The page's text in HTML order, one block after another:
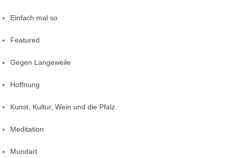
Einfach mal so
Featured
Gegen Langeweile
Hoffnung
Kunst, Kultur, Wein und die Pfalz
Meditation
Mundart